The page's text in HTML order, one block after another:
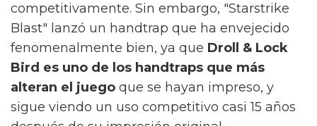
competitivamente. Sin embargo, "Starstrike
Blast" lanzó un handtrap que ha envejecido
fenomenalmente bien, ya que Droll & Lock
Bird es uno de los handtraps que más
alteran el juego que se hayan impreso, y
sigue viendo un uso competitivo casi 15 años